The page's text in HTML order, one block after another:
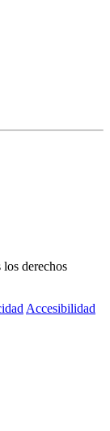
derechos
Accesibilidad